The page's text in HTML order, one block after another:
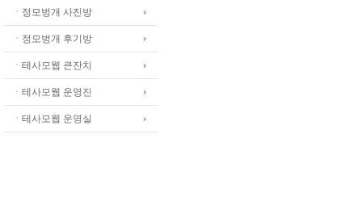
ㆍ정모벙개 사진방
ㆍ정모벙개 후기방
ㆍ테사모웹 큰잔치
ㆍ테사모웹 운영진
ㆍ테사모웹 운영실